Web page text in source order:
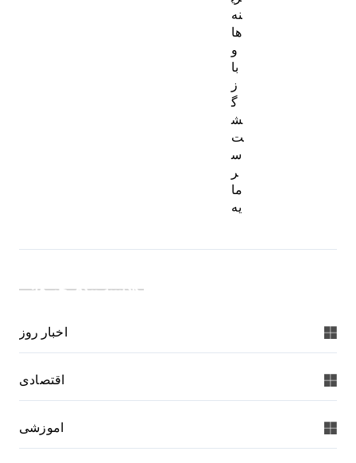
نه‌
ها
و
با
ز
گ
ش
ت
س
ر
ما
یه
دسته بندی خبرها:
اخبار روز
اقتصادی
اموزشی